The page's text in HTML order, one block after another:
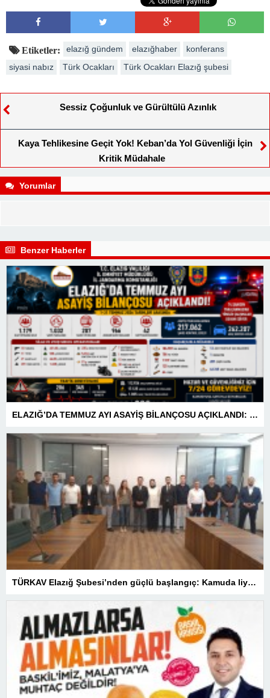
Etiketler: elazığ gündem elazığhaber
konferans
siyasi nabız
Türk Ocakları Türk Ocakları Elazığ şubesi
Sessiz Çoğunluk ve Gürültülü Azınlık
Kaya Tehlikesine Geçit Yok! Keban’da Yol Güvenliği İçin
Kritik Müdahale
Yorumlar
Benzer Haberler
ELAZIĞ’DA TEMMUZ AYI ASAYİŞ BİLANÇOSU AÇIKLANDI: 1 AYDA 1.032 ŞAHIS YAKALANDI, 207 TUTUKLAMA
TÜRKAV Elazığ Şubesi’nden güçlü başlangıç: Kamuda liyakatin en gür sesi olacağız